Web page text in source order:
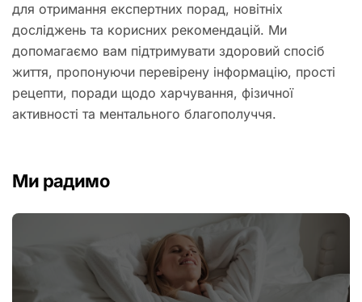
для отримання експертних порад, новітніх
досліджень та корисних рекомендацій. Ми
допомагаємо вам підтримувати здоровий спосіб
життя, пропонуючи перевірену інформацію, прості
рецепти, поради щодо харчування, фізичної
активності та ментального благополуччя.
Ми радимо